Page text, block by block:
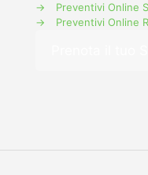
→
Preventivi Online
→
Preventivi Online